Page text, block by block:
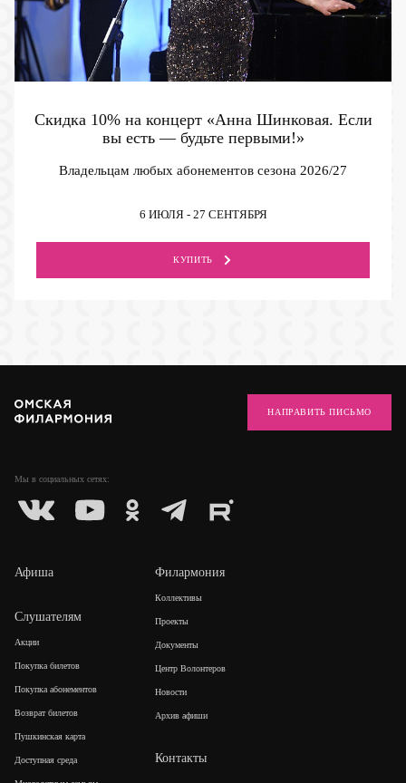
Скидка 10% на концерт «Анна Шинковая. Если
вы есть — будьте первыми!»
Владельцам любых абонементов сезона 2026/27
6 ИЮЛЯ - 27 СЕНТЯБРЯ
КУПИТЬ
Мы в социальных сетях:
НАПРАВИТЬ ПИСЬМО
Афиша
Слушателям
Акции
Покупка билетов
Покупка абонементов
Возврат билетов
Пушкинская карта
Доступная среда
Филармония
Коллективы
Проекты
Документы
Центр Волонтеров
Новости
Архив афиши
Контакты